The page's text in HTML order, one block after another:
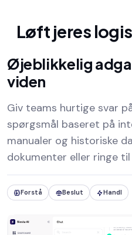
Løft jeres
Øjeblikkelig
viden
Giv teams hurtige svar
spørgsmål baseret på
manualer og historiske
dokumenter eller ringe til
Forstå Beslut Handl